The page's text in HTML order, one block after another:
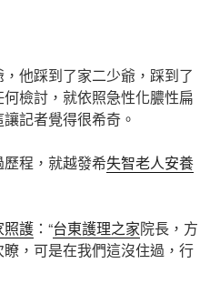
他踩到了家二少爺，踩到了
檢討，就依照急性化膿性扁
記者覺得很希奇。
程，就越發希失智老人安養
照護 ：“台東護理之家院長，方
，可是在我們這沒住過，行